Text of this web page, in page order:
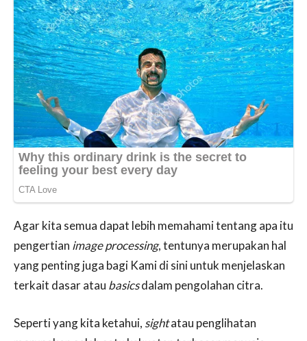
Agar kita semua dapat lebih memahami tentang apa itu
pengertian image processing, tentunya merupakan hal
yang penting juga bagi Kami di sini untuk menjelaskan
terkait dasar atau basicsdalam pengolahan citra.
Seperti yang kita ketahui, sightatau penglihatan